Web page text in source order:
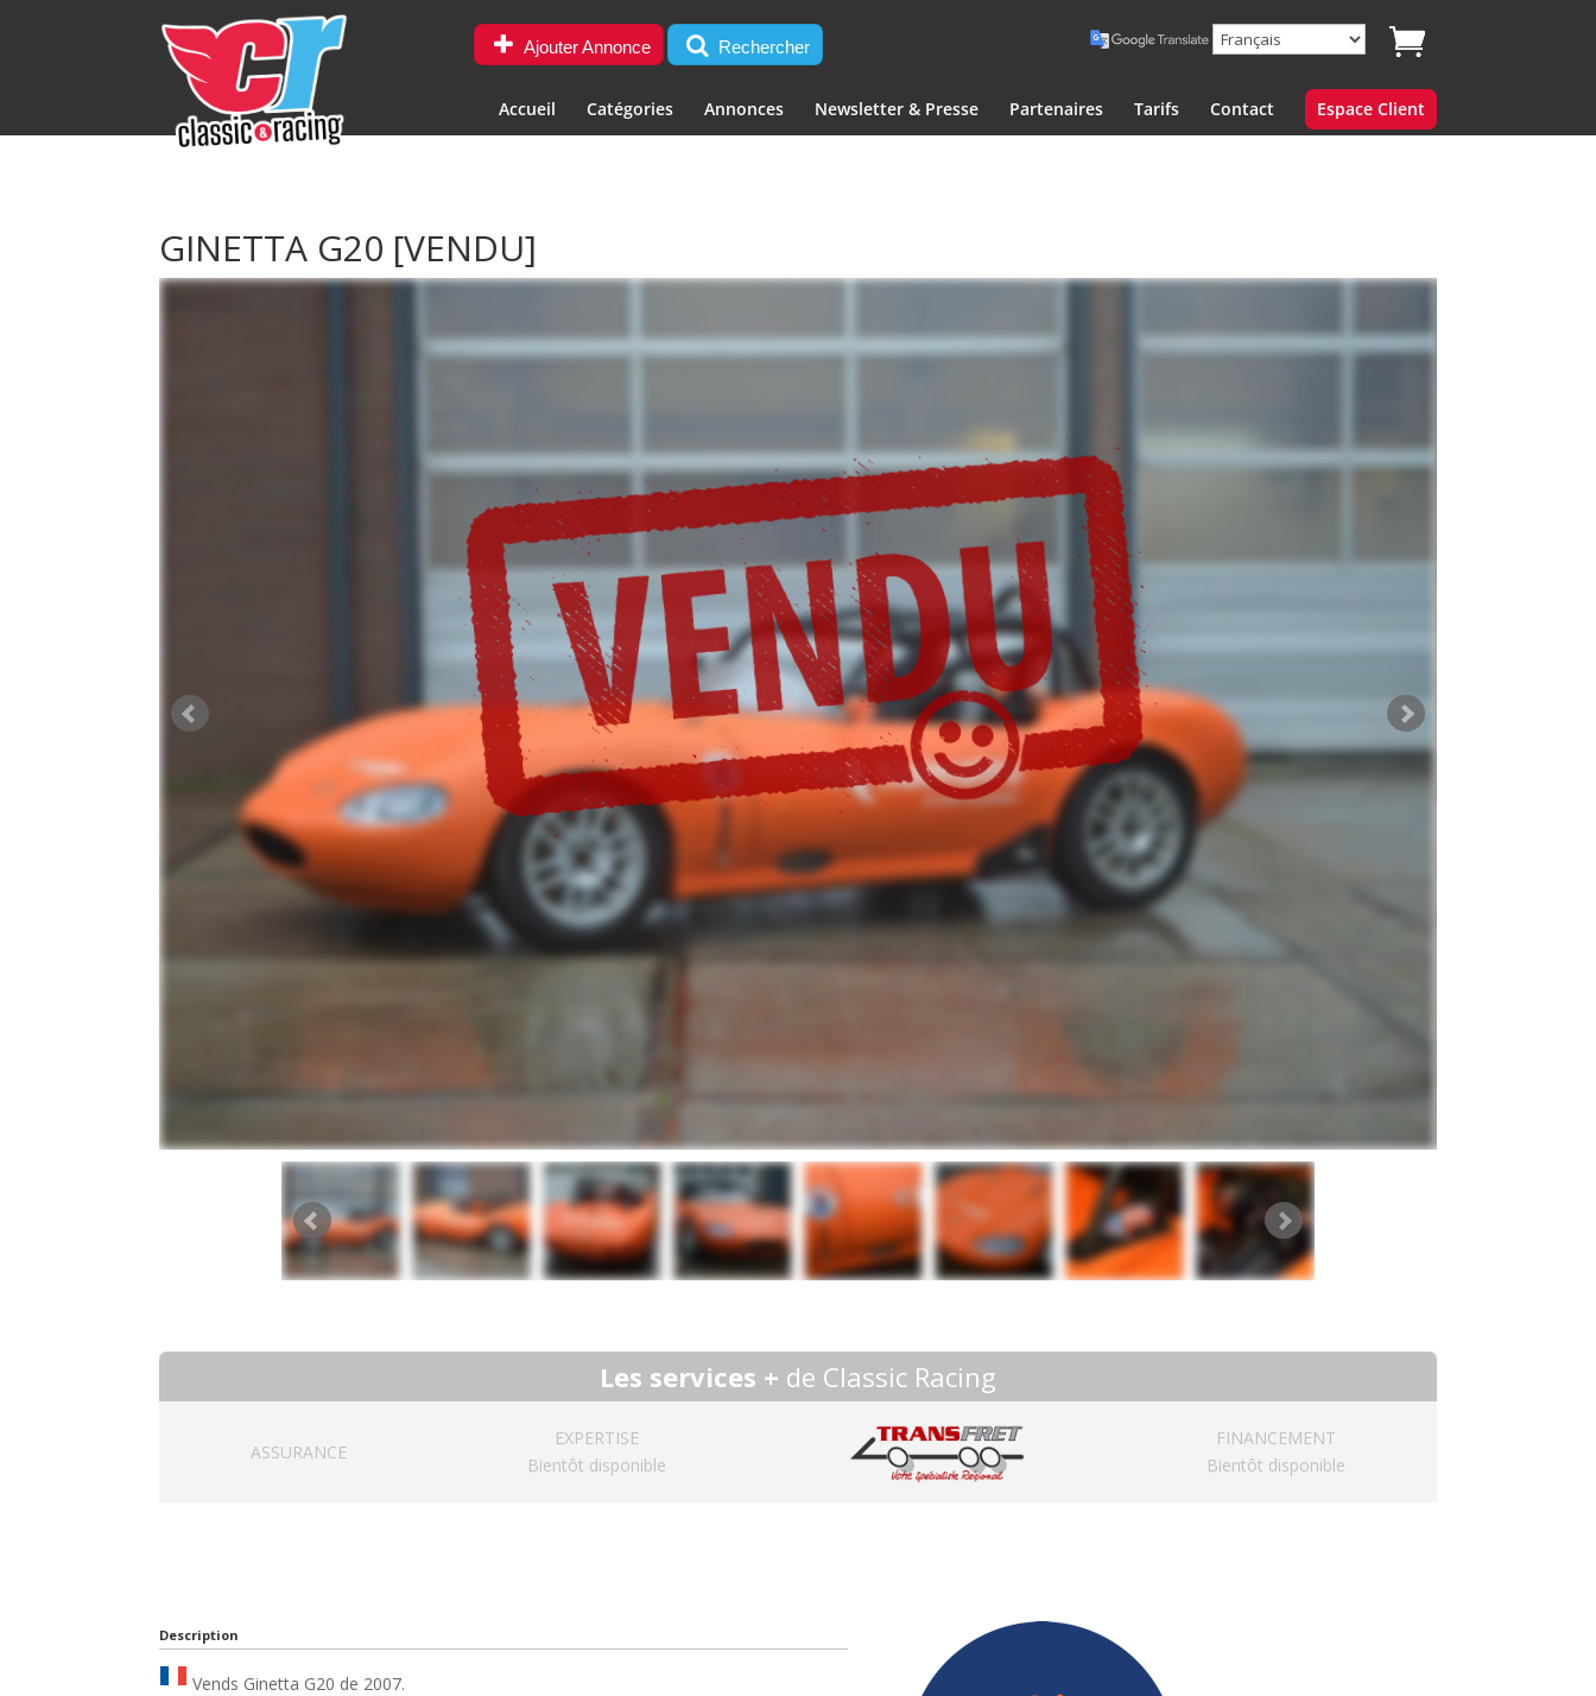
Ajouter Annonce Rechercher
Accueil Catégories Annonces Newsletter & Presse Partenaires Tarifs Contact Espace Client
GINETTA G20 [VENDU]
Les services + de Classic Racing
ASSURANCE
EXPERTISE
Bientôt disponible
FINANCEMENT
Bientôt disponible
Description
Vends Ginetta G20 de 2007.